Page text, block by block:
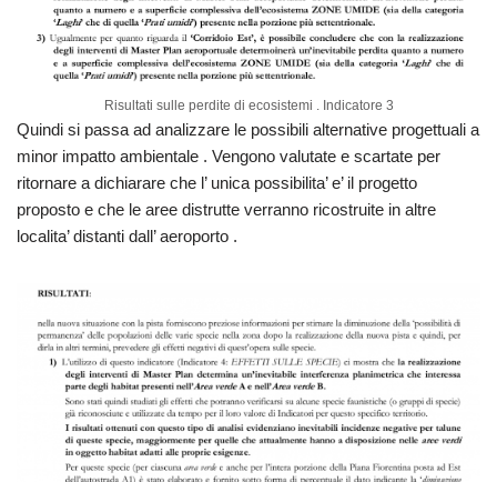
Risultati sulle perdite di ecosistemi . Indicatore 3
Quindi si passa ad analizzare le possibili alternative progettuali a
minor impatto ambientale . Vengono valutate e scartate per
ritornare a dichiarare che l’ unica possibilita’ e’ il progetto
proposto e che le aree distrutte verranno ricostruite in altre
localita’ distanti dall’ aeroporto .